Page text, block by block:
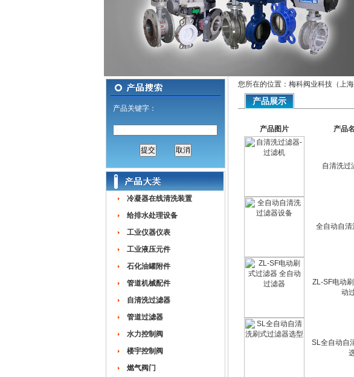
产品关键字：
冷凝器在线清洗装置
给排水处理设备
工业仪器仪表
工业液压元件
石化油罐附件
管道机械配件
自清洗过滤器
管道过滤器
水力控制阀
楼宇控制阀
燃气阀门
您所在的位置：梅科阀业科技（上
产品展示
产品图片 产品
自清洗过
全自动自
ZL-SF电动
动
SL全自动自